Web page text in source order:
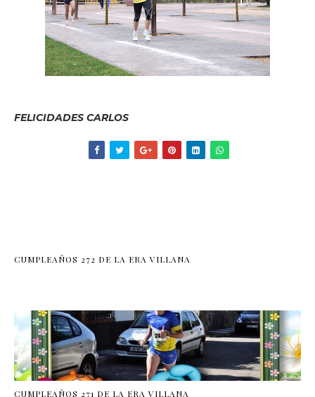
FELICIDADES CARLOS
CUMPLEAÑOS 272 DE LA ERA VILLANA
CUMPLEAÑOS 271 DE LA ERA VILLANA